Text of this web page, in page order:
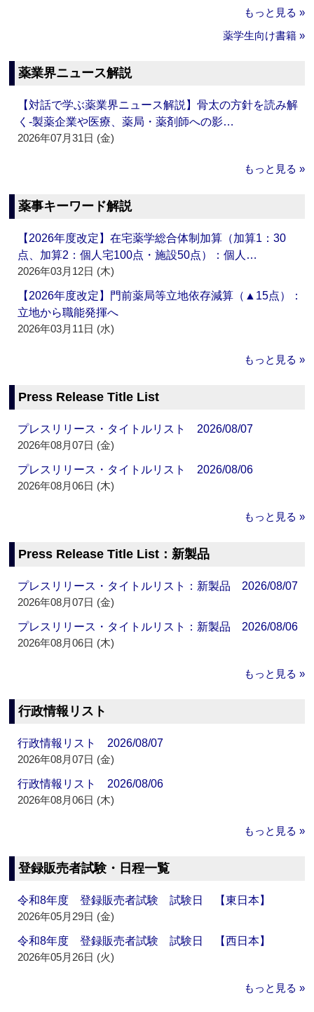
もっと見る »
薬学生向け書籍 »
薬業界ニュース解説
【対話で学ぶ薬業界ニュース解説】骨太の方針を読み解
く‐製薬企業や医療、薬局・薬剤師への影…
2026年07月31日 (金)
もっと見る »
薬事キーワード解説
【2026年度改定】在宅薬学総合体制加算（加算1：30
点、加算2：個人宅100点・施設50点）：個人…
2026年03月12日 (木)
【2026年度改定】門前薬局等立地依存減算（▲15点）：
立地から職能発揮へ
2026年03月11日 (水)
もっと見る »
Press Release Title List
プレスリリース・タイトルリスト 2026/08/07
2026年08月07日 (金)
プレスリリース・タイトルリスト 2026/08/06
2026年08月06日 (木)
もっと見る »
Press Release Title List：新製品
プレスリリース・タイトルリスト：新製品 2026/08/07
2026年08月07日 (金)
プレスリリース・タイトルリスト：新製品 2026/08/06
2026年08月06日 (木)
もっと見る »
行政情報リスト
行政情報リスト 2026/08/07
2026年08月07日 (金)
行政情報リスト 2026/08/06
2026年08月06日 (木)
もっと見る »
登録販売者試験・日程一覧
令和8年度 登録販売者試験 試験日 【東日本】
2026年05月29日 (金)
令和8年度 登録販売者試験 試験日 【西日本】
2026年05月26日 (火)
もっと見る »